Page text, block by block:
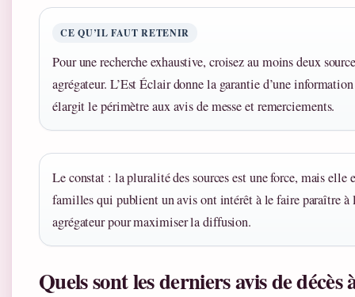
CE QU’IL FAUT RETENIR
Pour une recherche exhaustive, croisez au moins deux
agrégateur. L’Est Éclair donne la garantie d’une
élargit le périmètre aux avis de messe et remerciements.
Le constat : la pluralité des sources est une force, mais elle
familles qui publient un avis ont intérêt à le faire paraître à
agrégateur pour maximiser la diffusion.
Quels sont les derniers avis de